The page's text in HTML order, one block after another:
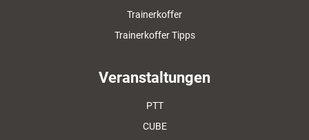
Trainerkoffer
Trainerkoffer Tipps
Veranstaltungen
PTT
CUBE